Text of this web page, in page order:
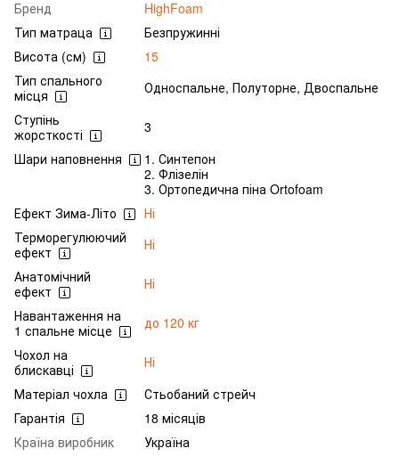
Бренд
HighFoam
Тип матраца
Безпружинні
Висота (см)
15
Тип спального
місця
Односпальне, Полуторне, Двоспальне
Ступінь
жорсткості
3
Шари наповнення
1. Синтепон
2. Флізелін
3. Ортопедична піна Ortofoam
Ефект Зима-Літо
Ні
Терморегулюючий
ефект
Ні
Анатомічний
ефект
Ні
Навантаження на
1 спальне місце
до 120 кг
Чохол на
блискавці
Ні
Матеріал чохла
Стьобаний стрейч
Гарантія
18 місяців
Країна виробник
Україна